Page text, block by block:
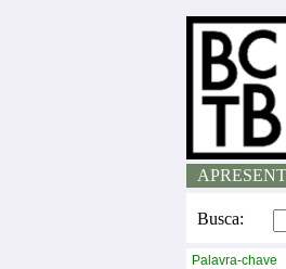
Busca:
Palavra-chave